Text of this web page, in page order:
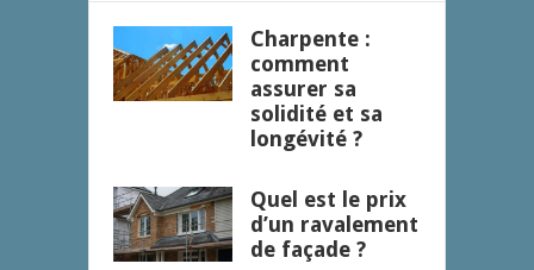
Charpente :
comment
assurer sa
solidité et sa
longévité ?
Quel est le prix
d’un ravalement
de façade ?